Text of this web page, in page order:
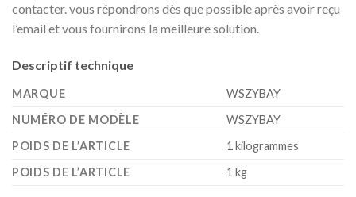
contacter. vous répondrons dès que possible après avoir reçu
l’email et vous fournirons la meilleure solution.
Descriptif technique
MARQUE
‎WSZYBAY
NUMÉRO DE MODÈLE
‎WSZYBAY
POIDS DE L’ARTICLE
‎1 kilogrammes
POIDS DE L’ARTICLE
‎1 kg